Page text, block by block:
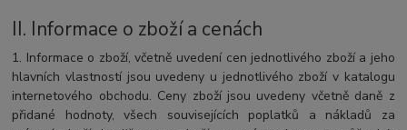
II. Informace o zboží a cenách
1. Informace o zboží, včetně uvedení cen jednotlivého zboží a jeho
hlavních vlastností jsou uvedeny u jednotlivého zboží v katalogu
internetového obchodu. Ceny zboží jsou uvedeny včetně daně z
přidané hodnoty, všech souvisejících poplatků a nákladů za